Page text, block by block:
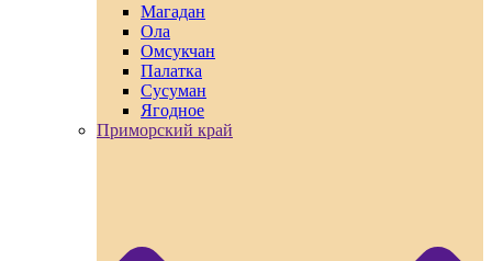
Магадан
Ола
Омсукчан
Палатка
Сусуман
Ягодное
Приморский край